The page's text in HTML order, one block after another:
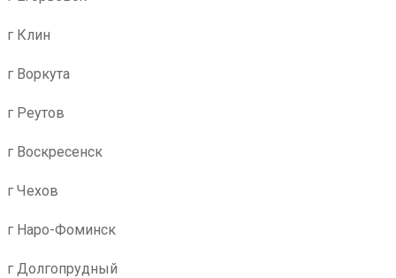
г Клин
г Воркута
г Реутов
г Воскресенск
г Чехов
г Наро-Фоминск
г Долгопрудный